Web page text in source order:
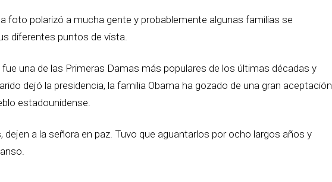
foto polarizó a mucha gente y probablemente algunas familias se
diferentes puntos de vista.
fue una de las Primeras Damas más populares de los últimas décadas y
dejó la presidencia, la familia Obama ha gozado de una gran aceptación
estadounidense.
dejen a la señora en paz. Tuvo que aguantarlos por ocho largos años y